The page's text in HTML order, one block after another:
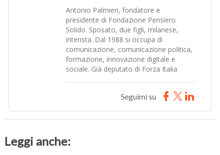
Antonio Palmieri, fondatore e
presidente di Fondazione Pensiero
Solido. Sposato, due figli, milanese,
interista. Dal 1988 si occupa di
comunicazione, comunicazione politica,
formazione, innovazione digitale e
sociale. Già deputato di Forza Italia
Seguimi su
Leggi anche: